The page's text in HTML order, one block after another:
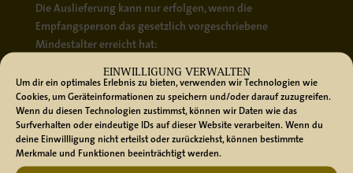
EINWILLIGUNG VERWALTEN
Um dir ein optimales Erlebnis zu bieten, verwenden wir Technologien wie
Cookies, um Geräteinformationen zu speichern und/oder darauf zuzugreifen.
Wenn du diesen Technologien zustimmst, können wir Daten wie das
Surfverhalten oder eindeutige IDs auf dieser Website verarbeiten. Wenn du
deine Einwillligung nicht erteilst oder zurückziehst, können bestimmte
Merkmale und Funktionen beeinträchtigt werden.
Die Auslieferung kann nur erfolgen, wenn die
Empfangsperson das gesetzlich vorgeschriebene
Mindestalter erreicht hat:
Ab 16 Jahren:Für Bier, Wein und Sekt.
Ab 18 Jahren:Für alle anderen Spirituosen und
hochprozentigen Alkoholika.
Sollte die Altersprüfung nicht erfolgreich sein oder keine
berechtigte Person die Sendung entgegennehmen können,